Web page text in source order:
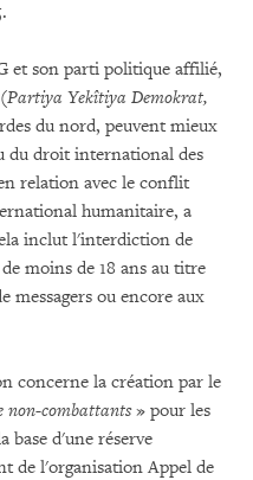
et son parti politique affilié,
Partiya Yekîtiya Demokrat,
du nord, peuvent mieux
du droit international des
relation avec le conflit
humanitaire, a
inclut l'interdiction de
moins de 18 ans au titre
messagers ou encore aux
concerne la création par le
non-combattants» pour les
base d'une réserve
de l'organisation Appel de